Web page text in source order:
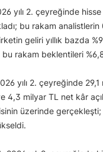
yılı 2. çeyreğinde
bu rakam
geliri yıllık bazda
rakam beklentileri
yılı 2. çeyreğinde 29,1
4,3 milyar TL net kâr
üzerinde gerçekleşti;